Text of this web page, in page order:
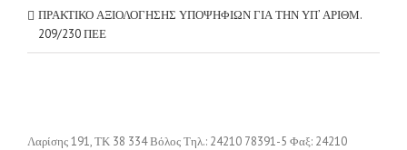
ΠΡΑΚΤΙΚΟ ΑΞΙΟΛΟΓΗΣΗΣ ΥΠΟΨΗΦΙΩΝ ΓΙΑ ΤΗΝ ΥΠ’ ΑΡΙΘΜ.
209/230 ΠΕΕ
Λαρίσης 191, ΤΚ 38 334 Βόλος Τηλ.: 24210 78391-5 Φαξ: 24210